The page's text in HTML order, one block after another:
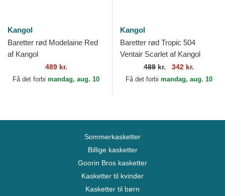
Kangol
Baretter rød Modelaine Red
af Kangol
489 kr.
Få det forbi mandag, aug. 10
Kangol
Baretter rød Tropic 504
Ventair Scarlet af Kangol
489 kr. 342 kr.
Få det forbi mandag, aug. 10
Sommerkasketter
Billige kasketter
Goorin Bros kasketter
Kasketter til kvinder
Kasketter til børn